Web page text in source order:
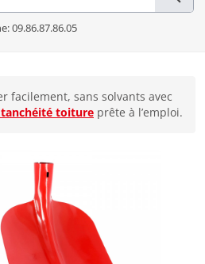
09.86.87.86.05
facilement, sans solvants avec
toiture prête à l’emploi.